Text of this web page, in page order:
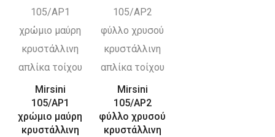
Mirsini
105/AP1
χρώμιο μαύρη
κρυστάλλινη
Mirsini
105/AP2
φύλλο χρυσού
κρυστάλλινη